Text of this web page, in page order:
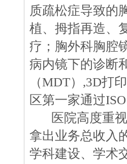
质疏松症导致的
植、拇指再造、
疗；胸外科胸腔
病内镜下的诊断
（MDT）,3D打
区第一家通过
医院高度重
拿出业务总收入
学科建设、学术